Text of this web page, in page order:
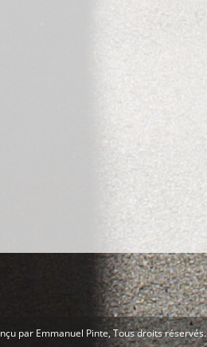
par Emmanuel Pinte, Tous droits réservés.